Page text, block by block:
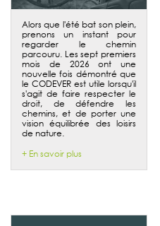
Alors que l'été bat son plein,
prenons un instant pour
regarder le chemin
parcouru. Les sept premiers
mois de 2026 ont une
nouvelle fois démontré que
le CODEVER est utile lorsqu'il
s'agit de faire respecter le
droit, de défendre les
chemins, et de porter une
vision équilibrée des loisirs
de nature.
+ En savoir plus